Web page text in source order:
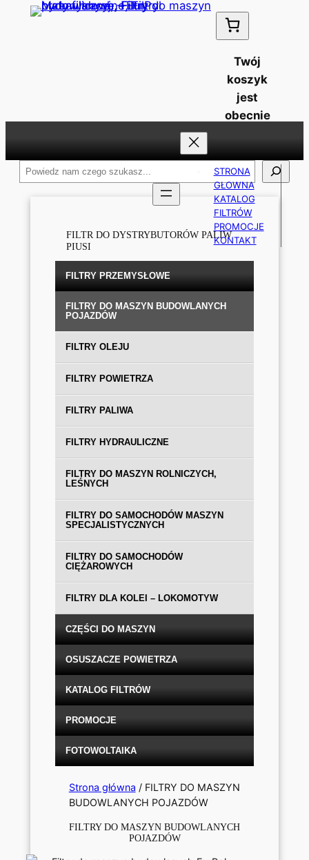
Przejdź
Twój
koszyk
jest
obecnie
STRONA
GŁOWNA
KATALOG
FILTRÓW
PROMOCJE
KONTAKT
Szukaj
FILTR DO DYSTRYBUTORÓW PALIW
PIUSI
FILTRY PRZEMYSŁOWE
FILTRY DO MASZYN BUDOWLANYCH
POJAZDÓW
FILTRY OLEJU
FILTRY POWIETRZA
FILTRY PALIWA
FILTRY HYDRAULICZNE
FILTRY DO MASZYN ROLNICZYCH,
LEŚNYCH
FILTRY DO SAMOCHODÓW MASZYN
SPECJALISTYCZNYCH
FILTRY DO SAMOCHODÓW
CIĘŻAROWYCH
FILTRY DLA KOLEI – LOKOMOTYW
CZĘŚCI DO MASZYN
OSUSZACZE POWIETRZA
KATALOG FILTRÓW
PROMOCJE
FOTOWOLTAIKA
Strona główna / FILTRY DO MASZYN
BUDOWLANYCH POJAZDÓW
FILTRY DO MASZYN BUDOWLANYCH
POJAZDÓW